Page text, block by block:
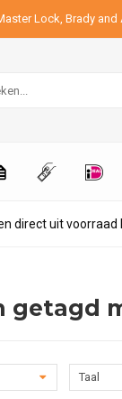
Lock, Brady and
direct uit voorraad
getagd
Taal